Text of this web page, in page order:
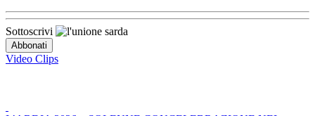
Sottoscrivi
Video Clips